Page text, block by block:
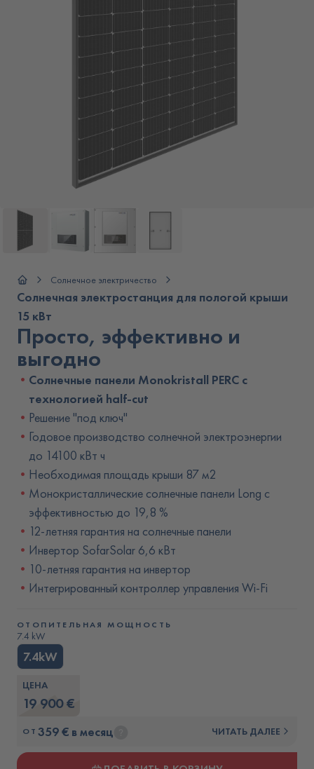
Солнечное электричество
Солнечная электростанция для пологой крыши
15 кВт
Просто, эффективно и
выгодно
Солнечные панели Monokristall PERC с
технологией half-cut
Решение "под ключ"
Годовое производство солнечной электроэнергии
до 14100 кВт ч
Необходимая площадь крыши 87 м2
Монокристаллические солнечные панели Long с
эффективностью до 19,8 %
12-летняя гарантия на солнечные панели
Инвертор SofarSolar 6,6 кВт
10-летняя гарантия на инвертор
Интегрированный контроллер управления Wi-Fi
ОТОПИТЕЛЬНАЯ МОЩНОСТЬ
7.4 kW
7.4kW
ЦЕНА
19 900 €
ОТ 359 € в месяц ЧИТАТЬ ДАЛЕЕ